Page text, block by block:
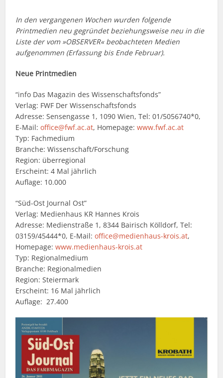
In den vergangenen Wochen wurden folgende
Printmedien neu gegründet beziehungsweise neu in die
Liste der vom »OBSERVER« beobachteten Medien
aufgenommen (Erfassung bis Ende Februar).
Neue Printmedien
“info Das Magazin des Wissenschaftsfonds”
Verlag: FWF Der Wissenschaftsfonds
Adresse: Sensengasse 1, 1090 Wien, Tel: 01/5056740*0,
E-Mail:office@fwf.ac.at, Homepage:www.fwf.ac.at
Typ: Fachmedium
Branche: Wissenschaft/Forschung
Region: überregional
Erscheint: 4 Mal jährlich
Auflage: 10.000
“Süd-Ost Journal Ost”
Verlag: Medienhaus KR Hannes Krois
Adresse: Medienstraße 1, 8344 Bairisch Kölldorf, Tel:
03159/45444*0, E-Mail:office@medienhaus-krois.at,
Homepage:www.medienhaus-krois.at
Typ: Regionalmedium
Branche: Regionalmedien
Region: Steiermark
Erscheint: 16 Mal jährlich
Auflage: 27.400